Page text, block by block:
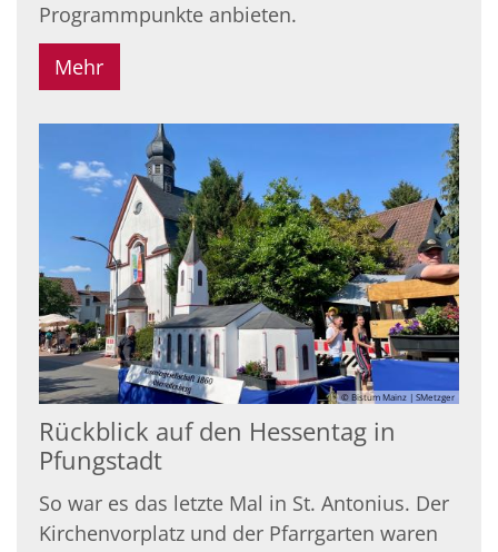
Programmpunkte anbieten.
Mehr
© Bistum Mainz | SMetzger
Rückblick auf den Hessentag in
Pfungstadt
So war es das letzte Mal in St. Antonius. Der
Kirchenvorplatz und der Pfarrgarten waren